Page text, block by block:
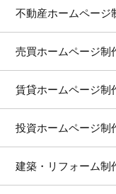
不動産ホームページ
売買ホームページ制
賃貸ホームページ制
投資ホームページ制
建築・リフォーム制